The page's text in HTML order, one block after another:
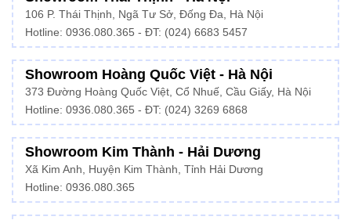
106 P. Thái Thịnh, Ngã Tư Sở, Đống Đa, Hà Nội
Hotline: 0936.080.365 - ĐT: (024) 6683 5457
Showroom Hoàng Quốc Việt - Hà Nội
373 Đường Hoàng Quốc Việt, Cổ Nhuế, Cầu Giấy, Hà Nội
Hotline: 0936.080.365 - ĐT: (024) 3269 6868
Showroom Kim Thành - Hải Dương
Xã Kim Anh, Huyện Kim Thành, Tỉnh Hải Dương
Hotline: 0936.080.365